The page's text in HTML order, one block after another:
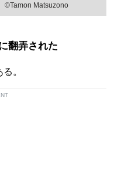
©Tamon Matsuzono
翻弄された
。